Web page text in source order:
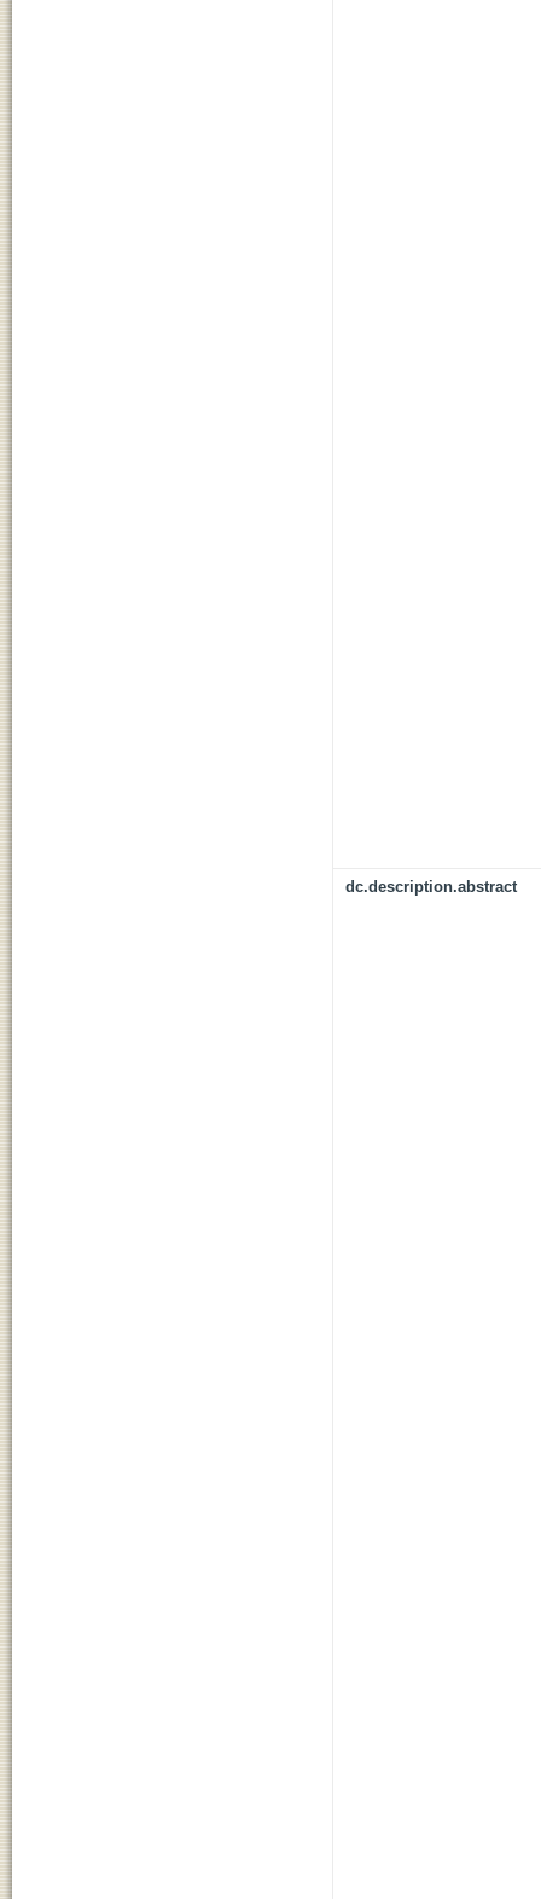
dc.description.abstract